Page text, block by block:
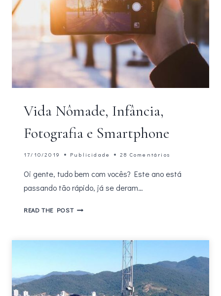
Vida Nômade, Infância,
Fotografia e Smartphone
17/10/2019 Publicidade 28 Comentários
Oi gente, tudo bem com vocês? Este ano está
passando tão rápido, já se deram…
READ THE POSTVIDA
FOTOGRAFIA